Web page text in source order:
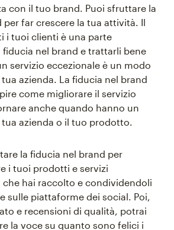
con il tuo brand. Puoi sfruttare la
per far crescere la tua attività. Il
i tuoi clienti è una parte
nel brand e trattarli bene
servizio eccezionale è un modo
azienda. La fiducia nel brand
come migliorare il servizio
anche quando hanno un
azienda o il tuo prodotto.
la fiducia nel brand per
i tuoi prodotti e servizi
hai raccolto e condividendoli
sulle piattaforme dei social. Poi,
e recensioni di qualità, potrai
la voce su quanto sono felici i